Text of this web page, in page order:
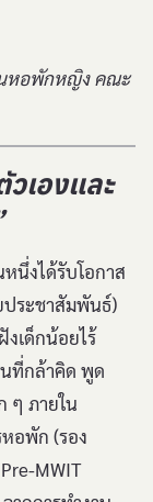
นหอพักหญิง คณะ
เองและ
นึ่งได้รับโอกาส
ประชาสัมพันธ์)
เด็กน้อยไร้
นที่กล้าคิด พูด
ๆ ภายใน
อพัก (รอง
MWIT